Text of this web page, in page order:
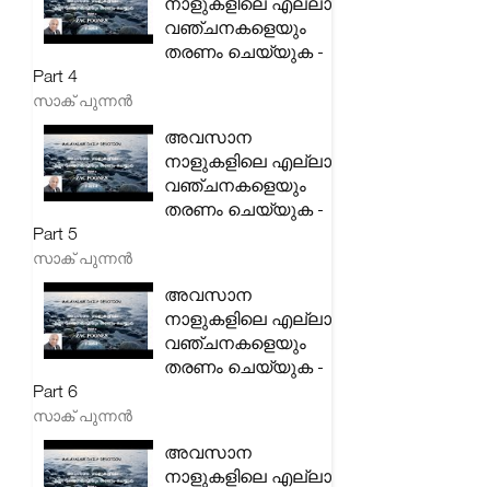
വഞ്ചനകളെയും
തരണം ചെയ്യുക -
Part 4
സാക് പുന്നൻ
അവസാന
നാളുകളിലെ എല്ലാ
വഞ്ചനകളെയും
തരണം ചെയ്യുക -
Part 5
സാക് പുന്നൻ
അവസാന
നാളുകളിലെ എല്ലാ
വഞ്ചനകളെയും
തരണം ചെയ്യുക -
Part 6
സാക് പുന്നൻ
അവസാന
നാളുകളിലെ എല്ലാ